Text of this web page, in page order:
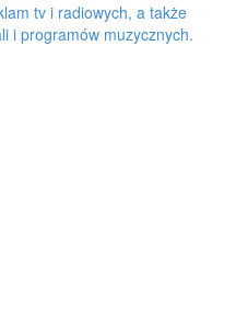
tv i radiowych, a także
i programów muzycznych.